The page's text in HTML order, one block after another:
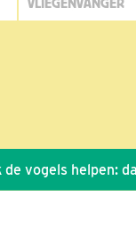
VLIEGENVANGER
helpen: dat kan